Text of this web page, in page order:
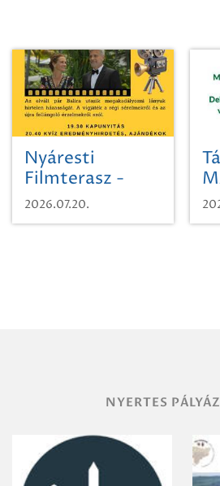
Nyáresti
Filmterasz -
Beugró a
Paradicsomba
2026.07.20.
NYERTES